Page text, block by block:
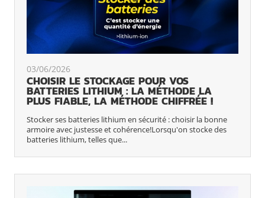
03/06/2026
CHOISIR LE STOCKAGE POUR VOS
BATTERIES LITHIUM : LA MÉTHODE LA
PLUS FIABLE, LA MÉTHODE CHIFFRÉE !
Stocker ses batteries lithium en sécurité : choisir la bonne
armoire avec justesse et cohérence!Lorsqu'on stocke des
batteries lithium, telles que...